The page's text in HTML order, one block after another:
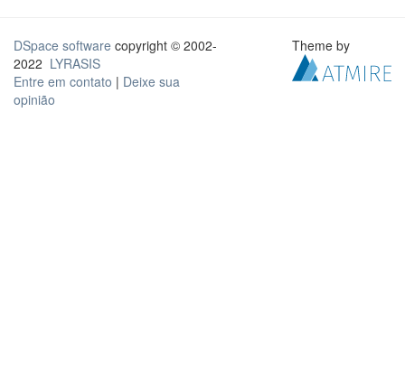
DSpace software copyright © 2002-
2022 LYRASIS
Entre em contato | Deixe sua
opinião
Theme by